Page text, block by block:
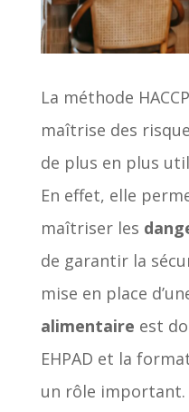
La méthode
maîtrise des
de plus en plus
En effet, elle
maîtriser les
de garantir la
mise en place
alimentaire est
EHPAD et la
un rôle important.